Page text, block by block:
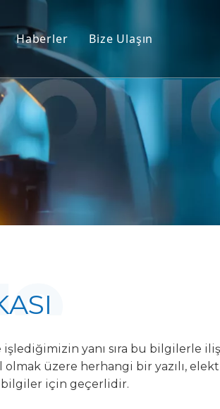
(NHP) Modelleri
Modelleri
Vivo Modelleri
ve Biyobelirteçler
Görüşleri
Haberler Bize Ulaşın
işlediğimizin yanı sıra bu
üzere herhangi bir yazılı,
bilgiler için geçerlidir.